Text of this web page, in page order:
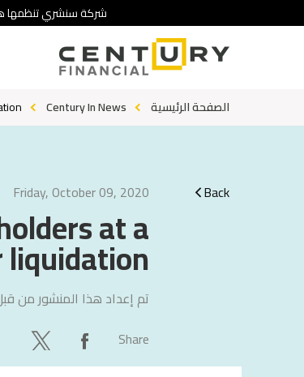
شركة سنشري تنظمها
الصفحة الرئيسية Century In News
Back
Friday, October 09, 2020
at a
liquidation
تم إعداد هذا المنشور من
Share